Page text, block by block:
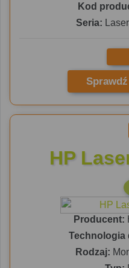
Kod
Seria:
HP
Producent:
Technologia
Rodzaj: